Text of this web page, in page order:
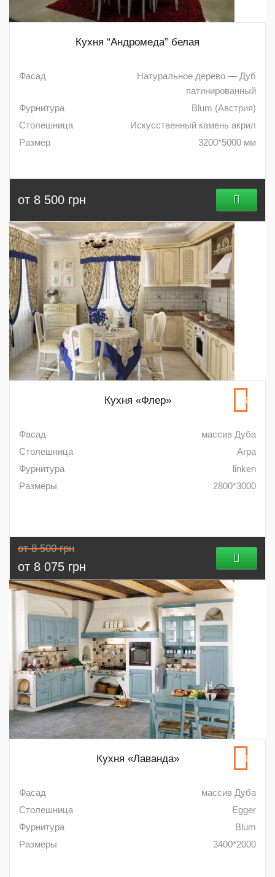
Кухня “Андромеда” белая
от 8 500 грн
Фасад
Натуральное дерево — Дуб
патинированный
Фурнитура
Blum (Австрия)
Столешница
Искусственный камень акрил
Размер
3200*5000 мм
Кухня «Флер» -5%
от 8 500 грн
от 8 075 грн
Фасад
массив Дуба
Столешница
Arpa
Фурнитура
linken
Размеры
2800*3000
Кухня «Лаванда» -5%
Фасад
массив Дуба
Столешница
Egger
Фурнитура
Blum
Размеры
3400*2000